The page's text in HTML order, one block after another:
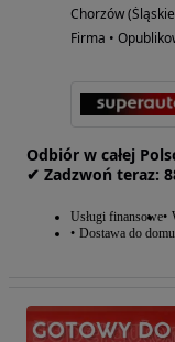
Chorzów
Firma •
Odbiór w całej
✔ Zadzwoń‎ t‎eraz:
Usługi finansowe
Dostawa do domu